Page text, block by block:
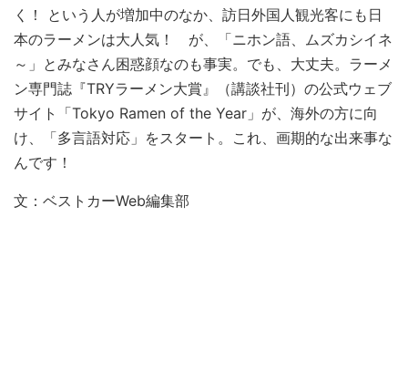
く！ という人が増加中のなか、訪日外国人観光客にも日
本のラーメンは大人気！ が、「ニホン語、ムズカシイネ
～」とみなさん困惑顔なのも事実。でも、大丈夫。ラーメ
ン専門誌『TRYラーメン大賞』（講談社刊）の公式ウェブ
サイト「Tokyo Ramen of the Year」が、海外の方に向
け、「多言語対応」をスタート。これ、画期的な出来事な
んです！
文：ベストカーWeb編集部